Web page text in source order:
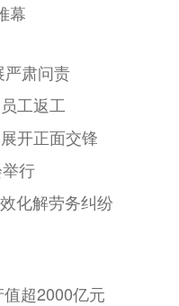
幕
严肃问责
工返工
开正面交锋
行
化解劳务纠纷
超2000亿元